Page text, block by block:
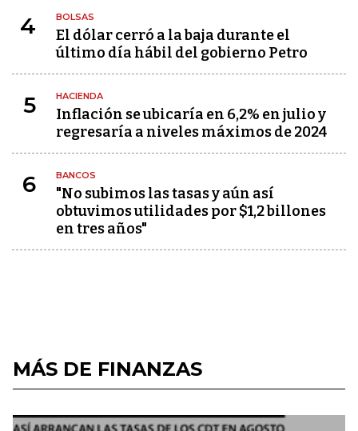
4 BOLSAS
El dólar cerró a la baja durante el
último día hábil del gobierno Petro
5 HACIENDA
Inflación se ubicaría en 6,2% en julio y
regresaría a niveles máximos de 2024
6 BANCOS
"No subimos las tasas y aún así
obtuvimos utilidades por $1,2 billones
en tres años"
MÁS DE FINANZAS